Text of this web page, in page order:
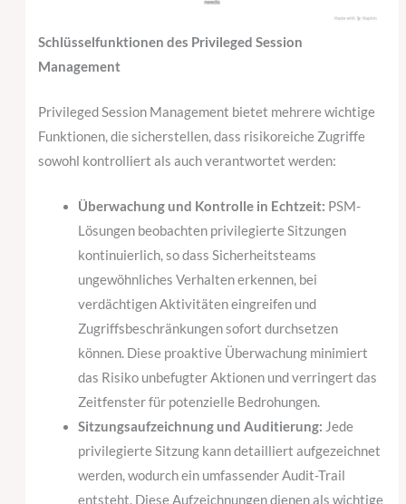
Schlüsselfunktionen des Privileged Session
Management
Privileged Session Management bietet mehrere wichtige
Funktionen, die sicherstellen, dass risikoreiche Zugriffe
sowohl kontrolliert als auch verantwortet werden:
Überwachung und Kontrolle in Echtzeit: PSM-
Lösungen beobachten privilegierte Sitzungen
kontinuierlich, so dass Sicherheitsteams
ungewöhnliches Verhalten erkennen, bei
verdächtigen Aktivitäten eingreifen und
Zugriffsbeschränkungen sofort durchsetzen
können. Diese proaktive Überwachung minimiert
das Risiko unbefugter Aktionen und verringert das
Zeitfenster für potenzielle Bedrohungen.
Sitzungsaufzeichnung und Auditierung: Jede
privilegierte Sitzung kann detailliert aufgezeichnet
werden, wodurch ein umfassender Audit-Trail
entsteht. Diese Aufzeichnungen dienen als wichtige